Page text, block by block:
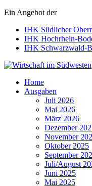
Ein Angebot der
IHK Südlicher
IHK Hochrhein-
IHK Schwarzwald-
Wirtschaft im Südwesten
Home
Ausgaben
Juli 2026
Mai 2026
März 2026
Dezember
November
Oktober 2025
September
Juli/August
Juni 2025
Mai 2025